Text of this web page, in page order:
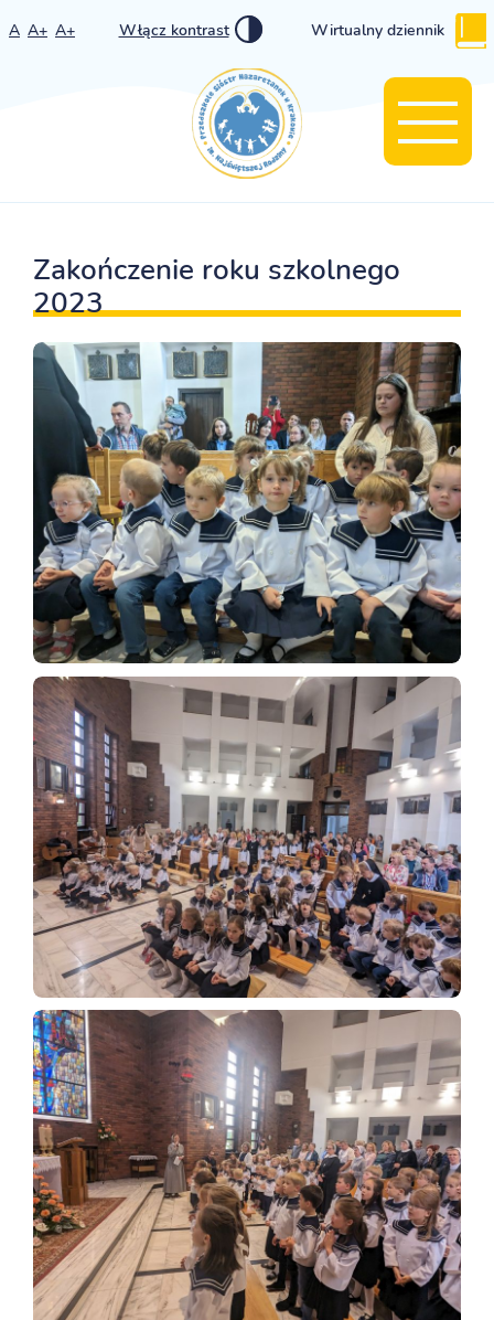
A A+ A+ Włącz kontrast Wirtualny dziennik
Zakończenie roku szkolnego
2023